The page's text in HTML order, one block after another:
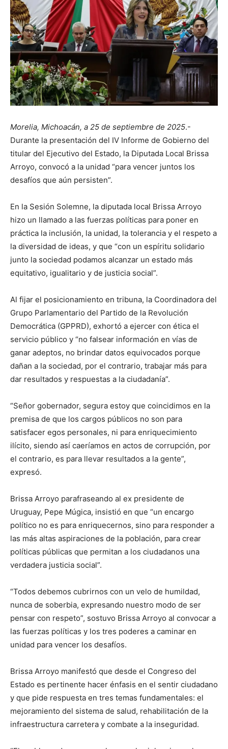
Morelia, Michoacán, a 25 de septiembre de 2025.-
Durante la presentación del IV Informe de Gobierno del
titular del Ejecutivo del Estado, la Diputada Local Brissa
Arroyo, convocó a la unidad “para vencer juntos los
desafíos que aún persisten”.
En la Sesión Solemne, la diputada local Brissa Arroyo
hizo un llamado a las fuerzas políticas para poner en
práctica la inclusión, la unidad, la tolerancia y el respeto a
la diversidad de ideas, y que “con un espíritu solidario
junto la sociedad podamos alcanzar un estado más
equitativo, igualitario y de justicia social”.
Al fijar el posicionamiento en tribuna, la Coordinadora del
Grupo Parlamentario del Partido de la Revolución
Democrática (GPPRD), exhortó a ejercer con ética el
servicio público y “no falsear información en vías de
ganar adeptos, no brindar datos equivocados porque
dañan a la sociedad, por el contrario, trabajar más para
dar resultados y respuestas a la ciudadanía”.
“Señor gobernador, segura estoy que coincidimos en la
premisa de que los cargos públicos no son para
satisfacer egos personales, ni para enriquecimiento
ilícito, siendo así caeríamos en actos de corrupción, por
el contrario, es para llevar resultados a la gente”,
expresó.
Brissa Arroyo parafraseando al ex presidente de
Uruguay, Pepe Múgica, insistió en que “un encargo
político no es para enriquecernos, sino para responder a
las más altas aspiraciones de la población, para crear
políticas públicas que permitan a los ciudadanos una
verdadera justicia social”.
“Todos debemos cubrirnos con un velo de humildad,
nunca de soberbia, expresando nuestro modo de ser
pensar con respeto”, sostuvo Brissa Arroyo al convocar a
las fuerzas políticas y los tres poderes a caminar en
unidad para vencer los desafíos.
Brissa Arroyo manifestó que desde el Congreso del
Estado es pertinente hacer énfasis en el sentir ciudadano
y que pide respuesta en tres temas fundamentales: el
mejoramiento del sistema de salud, rehabilitación de la
infraestructura carretera y combate a la inseguridad.